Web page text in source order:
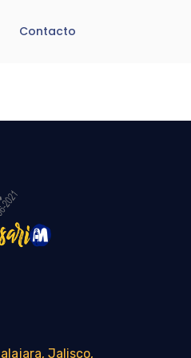
Contacto
Jalisco,